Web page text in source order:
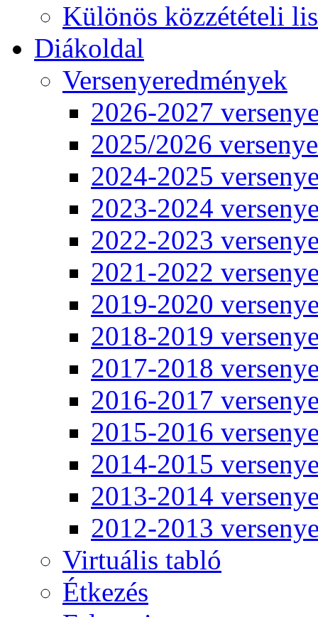
Különös közzétételi
Diákoldal
Versenyeredmények
2026-2027
2025/2026
2024-2025
2023-2024
2022-2023
2021-2022
2019-2020
2018-2019
2017-2018
2016-2017
2015-2016
2014-2015
2013-2014
2012-2013
Virtuális tabló
Étkezés